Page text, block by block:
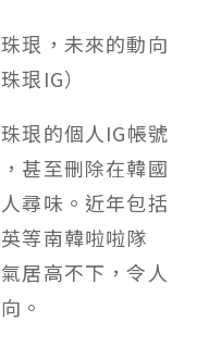
珢，未來的動向
珢IG）
珢的個人IG帳號
甚至刪除在韓國
尋味。近年包括
等南韓啦啦隊
居高不下，令人
。